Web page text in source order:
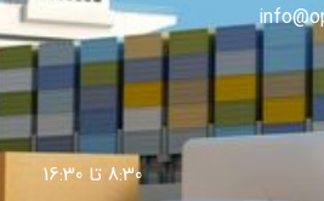
8:30 تا 16:30